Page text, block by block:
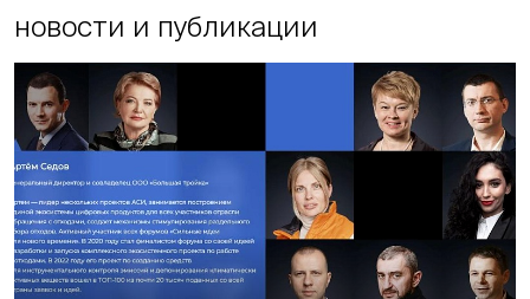
новости и публикации